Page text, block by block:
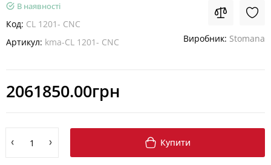
В наявності
Код: CL 1201- CNC
Артикул: kma-CL 1201- CNC Виробник: Stomana
2061850.00грн
Купити